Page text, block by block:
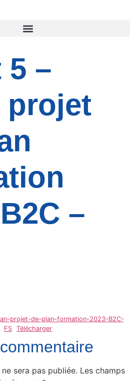
5 –
projet
–
projet-de-plan-formation-2023-B2C-
FS
Télécharger
sera pas publiée. Les champs